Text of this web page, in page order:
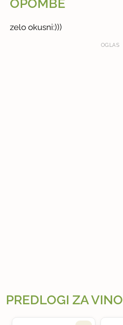
OPOMBE
zelo okusni:)))
OGLAS
PREDLOGI ZA VINO